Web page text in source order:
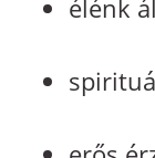
élénk